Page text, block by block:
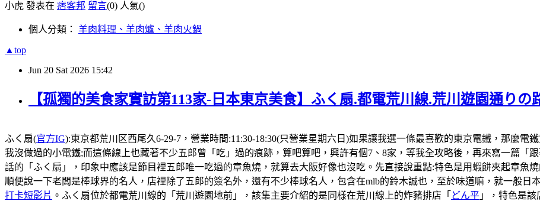
小虎 發表在 痞客邦 留言(0) 人氣()
個人分類： 羊肉料理、羊肉爐、羊肉火鍋
▲top
Jun 20 Sat 2026 15:42
【孤獨的美食家實訪第113家-日本東京美食】ふく扇.都電荒川線.荒川遊園通りの
ふく扇(官方IG):東京都荒川区西尾久6-29-7，營業時間:11:30-18:30(只營業星期六日)如果讓我選一條最喜歡的東京電鐵，那麼電
我沒做過的小電鐵;而這條線上也藏著不少五郎曾「吃」過的痕跡，算吧算吧，興許有個7、8家，等我全攻略後，再來寫一篇「
話的「ふく扇」，印象中應該是節目裡五郎唯一吃過的章魚燒，就算去大阪好像也沒吃。先直接說重點:特色是用蝦餅夾起章魚燒
順便說一下老闆是棒球界的名人，店𥚃除了五郎的簽名外，還有不少棒球名人，包含在mlb的鈴木誠也，至於味道嘛，就一般日
打卡短影片 。ふく扇位於都電荒川線的「荒川遊園地前」，該集主要介紹的是同樣在荒川線上的炸豬排店「 どん平 」，特色是